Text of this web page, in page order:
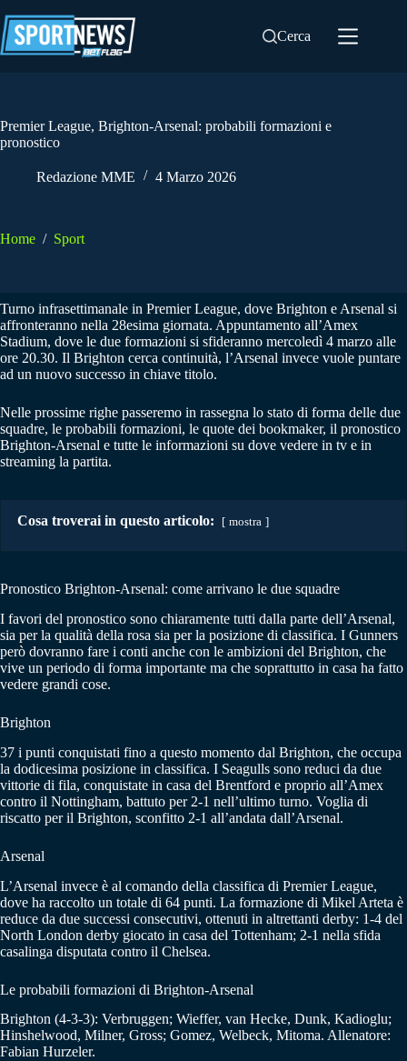
al
contenuto
Cerca
Premier League, Brighton-Arsenal: probabili formazioni e
pronostico
Redazione MME 4 Marzo 2026
Home / Sport
Turno infrasettimanale in Premier League, dove Brighton e Arsenal si
affronteranno nella 28esima giornata. Appuntamento all’Amex
Stadium, dove le due formazioni si sfideranno mercoledì 4 marzo alle
ore 20.30. Il Brighton cerca continuità, l’Arsenal invece vuole puntare
ad un nuovo successo in chiave titolo.
Nelle prossime righe passeremo in rassegna lo stato di forma delle due
squadre, le probabili formazioni, le quote dei bookmaker, il pronostico
Brighton-Arsenal e tutte le informazioni su dove vedere in tv e in
streaming la partita.
Cosa troverai in questo articolo: mostra
Pronostico Brighton-Arsenal: come arrivano le due squadre
I favori del pronostico sono chiaramente tutti dalla parte dell’Arsenal,
sia per la qualità della rosa sia per la posizione di classifica. I Gunners
però dovranno fare i conti anche con le ambizioni del Brighton, che
vive un periodo di forma importante ma che soprattutto in casa ha fatto
vedere grandi cose.
Brighton
37 i punti conquistati fino a questo momento dal Brighton, che occupa
la dodicesima posizione in classifica. I Seagulls sono reduci da due
vittorie di fila, conquistate in casa del Brentford e proprio all’Amex
contro il Nottingham, battuto per 2-1 nell’ultimo turno. Voglia di
riscatto per il Brighton, sconfitto 2-1 all’andata dall’Arsenal.
Arsenal
L’Arsenal invece è al comando della classifica di Premier League,
dove ha raccolto un totale di 64 punti. La formazione di Mikel Arteta è
reduce da due successi consecutivi, ottenuti in altrettanti derby: 1-4 del
North London derby giocato in casa del Tottenham; 2-1 nella sfida
casalinga disputata contro il Chelsea.
Le probabili formazioni di Brighton-Arsenal
Brighton (4-3-3): Verbruggen; Wieffer, van Hecke, Dunk, Kadioglu;
Hinshelwood, Milner, Gross; Gomez, Welbeck, Mitoma. Allenatore:
Fabian Hurzeler.